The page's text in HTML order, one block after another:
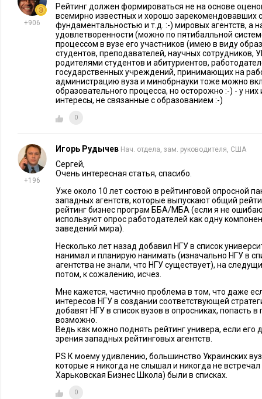
правления Физтех-Союза, я вижу некое несоответствие
кажется, руководство университета пытается
направлениях: речь, например, идет о том, чтобы работать
назначения или трудно добываемыми полезными
такого рода вещи имеют к Физтеху опосредованное
занимались сильно фундаментальной наукой, при этом
сильная сторона – чисто прикладные вещи были
Не думаю, что разворот в чисто прикладном направлении
даже несмотря на, возможно, более простой доступ к
Но в целом развитие университета все равно идет быстро:
первом квартале 2015 года), строятся новые научные
зарегистрирован фонд целевого капитала (эндаумент),
инжиниринга, построен лицей для продвинутых детей,
вокруг университета – например, открылось отличное
строятся новые офисные площади, расширяется
технологическими компаниями, огромное количество
выпускников – Физтех-Союз.
Еще раз повторю: для меня и моих партнеров по научным
всех этих проектах занимаются глубоко фундаментальной
прикладным значением. Мы считаем, что это самый
институтов и науки в целом, особенно в Российских
+906
Рейтинг должен формироваться не на основе
всемирно известных и хорошо зарекомендовавших
фундаментальностью и т.д. :-) мировых агентств, а
удовлетворенности (можно по пятибалльной
процессом в вузе его участников (имею в виду
студентов, преподавателей, научных
родителями студентов и абитуриентов,
государственных учреждений, принимающих на
администрацию вуза и минобрнауки тоже можно
образовательного процесса, но осторожно :-) - у
интересы, не связанные с образованием :-)
0
+196
Игорь Рудычев Нач. отдела, зам. руководителя, США
Сергей,
Очень интересная статья, спасибо.
Уже около 10 лет состою в рейтинговой опросной
западных агентств, которые выпускают общий
рейтинг бизнес програм ББА/МБА (если я не
используют опрос работодателей как одну
заведений мира).
Несколько лет назад добавил НГУ в список
нанимал и планирую нанимать (изначально НГУ в
агентства не знали, что НГУ существует), на
потом, к сожалению, исчез.
Мне кажется, частично проблема в том, что даже
интересов НГУ в создании соответствующей
добавят НГУ в список вузов в опросниках, попасть
возможно.
Ведь как можно поднять рейтинг универа, если его
зрения западныx рейтинговых агентств.
PS К моему удивлению, большинство Украинских
которые я никогда не слышал и никогда не встречал
Харьковская Бизнес Школа) были в списках.
0